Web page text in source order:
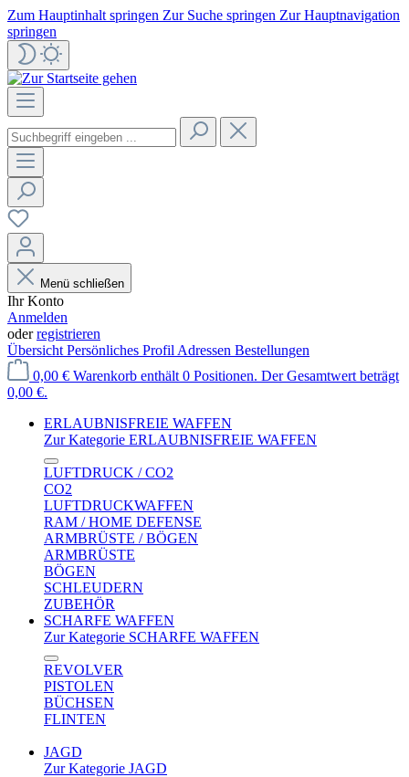
Zum Hauptinhalt springen Zur Suche springen Zur Hauptnavigation
springen
Menü schließen
Ihr Konto
Anmelden
oderregistrieren
Übersicht Persönliches Profil Adressen Bestellungen
0,00 € Warenkorb enthält 0 Positionen. Der Gesamtwert beträgt
0,00 €.
ERLAUBNISFREIE WAFFEN
Zur Kategorie ERLAUBNISFREIE WAFFEN
LUFTDRUCK / CO2
CO2
LUFTDRUCKWAFFEN
RAM / HOME DEFENSE
ARMBRÜSTE / BÖGEN
ARMBRÜSTE
BÖGEN
SCHLEUDERN
ZUBEHÖR
SCHARFE WAFFEN
Zur Kategorie SCHARFE WAFFEN
REVOLVER
PISTOLEN
BÜCHSEN
FLINTEN
JAGD
Zur Kategorie JAGD